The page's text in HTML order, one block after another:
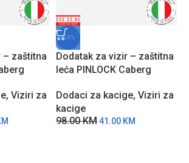
– zaštitna
, Viziri za
-58%
Dodatak za vizir – zaštitna
leća PINLOCK Caberg
zamagljivanja
Dodaci za kacige, Viziri za
kacige
98.00KM41.00 KM